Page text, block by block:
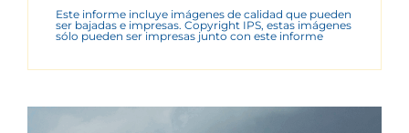
Este informe incluye imágenes de calidad que pueden
ser bajadas e impresas. Copyright IPS, estas imágenes
sólo pueden ser impresas junto con este informe